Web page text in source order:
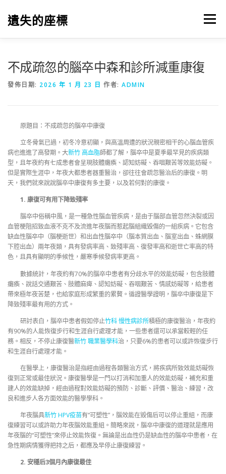
遺失的座標 選單
不成疏忽的腦卒中森和診所減重康復
發佈日期: 2026 年 1 月 23 日 作者: ADMIN
原題目：不成疏忽的腦卒中康復
立冬骨氣已過，初冬冷意初顯，與高溫周遭的狀況親密相干的心腦血管疾
病也進進了高發期。大新竹 高血脂師都了解，腦卒中是夏季最罕見的疾病類
型，且年夜約有七成患者會呈現肢體癱瘓、認知妨礙、吞咽艱苦等效能妨礙。
但是實際生涯中，年夜大都患者器重醫治，卻往往會疏忽醫治后的康復。明
天，我們就來說說腦卒中康復有多主要，以及若何對的康復。
1. 康復可有用下降致殘率
腦卒中俗稱中風，是一種急性腦血管疾病，是由于腦部血管忽然決裂或因
血管梗阻招致血液不克不及流進年夜腦而惹起腦組織毀傷的一組疾病。它包含
缺血性腦卒中（腦梗逝世）和出血性腦卒中（腦本質出血、腦室出血、蛛網膜
下腔出血）兩年夜類，具有發病率高、致殘率高、復發率高和逝世亡率高的特
色，且具有顯明的季候性，嚴寒季候發病率更高。
數據統計，年夜約有70%的腦卒中患者有分歧水平的效能妨礙，包含肢體
癱瘓、說話交通艱苦、肢體麻痺、認知妨礙、吞咽艱苦、情感妨礙等，給患者
帶來極年夜苦楚，也給家庭形成繁重的累贅。循證醫學證明，腦卒中康復是下
降致殘率最有用的方式。
研討表白，腦卒中患者假如停止竹科 慢性病診所積極的康復醫治，年夜約
有90%的人能恢復步行和生涯自行處理才能，一些患者還可以承當較輕的任
務。相反，不停止康復醫新竹 職業醫學科治，只要6%的患者可以或許恢復步行
和生涯自行處理才能。
在醫學上，康復醫治是指經由過程各類醫治方式，將疾病所致效能妨礙恢
復到正常或最佳狀況。康復醫學是一門以打消和加重人的效能妨礙，補充和重
建人的效能缺掉，經由過程對效能妨礙的預防、診斷、評價、醫治、練習，改
良和進步人各方面效能的醫學學科。
年夜腦具新竹 HPV疫苗有“可塑性”，腦效能在毀傷后可以停止重組，而康
復練習可以或許助力年夜腦效能重組。簡略來說，腦卒中康復的道理就是應用
年夜腦的“可塑性”來停止效能恢復。無論是出血性仍是缺血性的腦卒中患者，在
急性期病情獲得把持之后，都應及早停止康復練習。
2. 安穩后3個月內康復最佳